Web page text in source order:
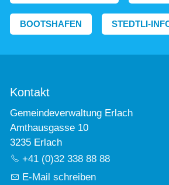
BOOTSHAFEN STEDTLI-
Kontakt
Gemeindeverwaltung Erlach
Amthausgasse 10
3235 Erlach
+41 (0)32 338 88 88
E-Mail schreiben